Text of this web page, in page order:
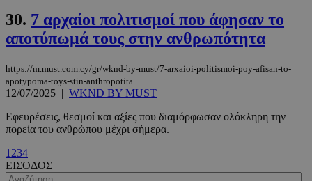
30. 7 αρχαίοι πολιτισμοί που άφησαν το
αποτύπωμά τους στην ανθρωπότητα
https://m.must.com.cy/gr/wknd-by-must/7-arxaioi-politismoi-poy-afisan-to-
apotypoma-toys-stin-anthropotita
12/07/2025 | WKND BY MUST
Εφευρέσεις, θεσμοί και αξίες που διαμόρφωσαν ολόκληρη την
πορεία του ανθρώπου μέχρι σήμερα.
1 234
ΕΙΣΟΔΟΣ
VISITOR_PRIVACY_METADATA